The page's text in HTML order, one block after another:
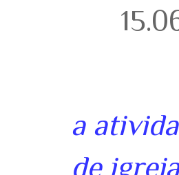
a
de